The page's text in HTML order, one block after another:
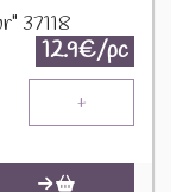
37118
12.9€/pc
+